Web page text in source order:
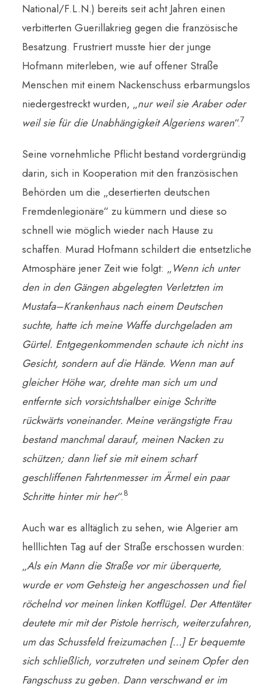
National/F.L.N.) bereits seit acht Jahren einen
verbitterten Guerillakrieg gegen die französische
Besatzung. Frustriert musste hier der junge
Hofmann miterleben, wie auf offener Straße
Menschen mit einem Nackenschuss erbarmungslos
niedergestreckt wurden, „nur weil sie Araber oder
weil sie für die Unabhängigkeit Algeriens waren“.7
Seine vornehmliche Pflicht bestand vordergründig
darin, sich in Kooperation mit den französischen
Behörden um die „desertierten deutschen
Fremdenlegionäre“ zu kümmern und diese so
schnell wie möglich wieder nach Hause zu
schaffen. Murad Hofmann schildert die entsetzliche
Atmosphäre jener Zeit wie folgt: „Wenn ich unter
den in den Gängen abgelegten Verletzten im
Mustafa–Krankenhaus nach einem Deutschen
suchte, hatte ich meine Waffe durchgeladen am
Gürtel. Entgegenkommenden schaute ich nicht ins
Gesicht, sondern auf die Hände. Wenn man auf
gleicher Höhe war, drehte man sich um und
entfernte sich vorsichtshalber einige Schritte
rückwärts voneinander. Meine verängstigte Frau
bestand manchmal darauf, meinen Nacken zu
schützen; dann lief sie mit einem scharf
geschliffenen Fahrtenmesser im Ärmel ein paar
Schritte hinter mir her“.8
Auch war es alltäglich zu sehen, wie Algerier am
helllichten Tag auf der Straße erschossen wurden:
„Als ein Mann die Straße vor mir überquerte,
wurde er vom Gehsteig her angeschossen und fiel
röchelnd vor meinen linken Kotflügel. Der Attentäter
deutete mir mit der Pistole herrisch, weiterzufahren,
um das Schussfeld freizumachen […] Er bequemte
sich schließlich, vorzutreten und seinem Opfer den
Fangschuss zu geben. Dann verschwand er im